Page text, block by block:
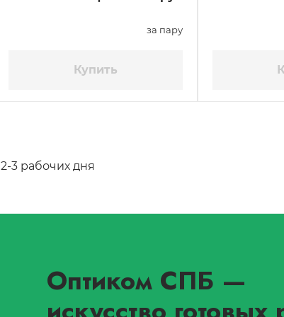
за пару
Купить
2-3 рабочих дня
Оптиком СПБ —